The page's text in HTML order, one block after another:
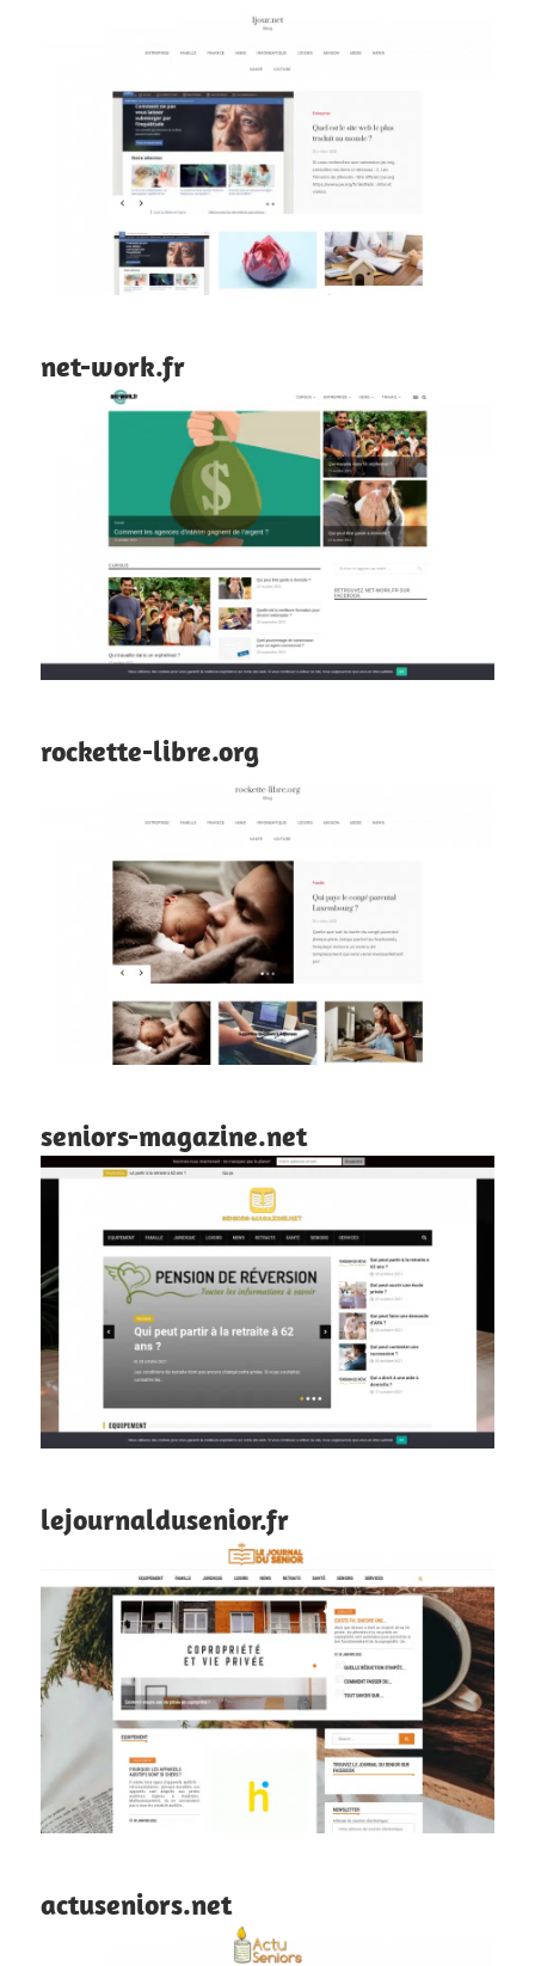
net-work.fr
rockette-libre.org
seniors-magazine.net
lejournaldusenior.fr
actuseniors.net